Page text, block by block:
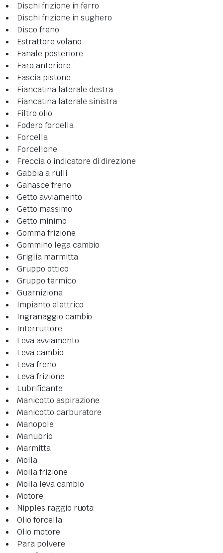
Dischi frizione in ferro
Dischi frizione in sughero
Disco freno
Estrattore volano
Fanale posteriore
Faro anteriore
Fascia pistone
Fiancatina laterale destra
Fiancatina laterale sinistra
Filtro olio
Fodero forcella
Forcella
Forcellone
Freccia o indicatore di direzione
Gabbia a rulli
Ganasce freno
Getto avviamento
Getto massimo
Getto minimo
Gomma frizione
Gommino lega cambio
Griglia marmitta
Gruppo ottico
Gruppo termico
Guarnizione
Impianto elettrico
Ingranaggio cambio
Interruttore
Leva avviamento
Leva cambio
Leva freno
Leva frizione
Lubrificante
Manicotto aspirazione
Manicotto carburatore
Manopole
Manubrio
Marmitta
Molla
Molla frizione
Molla leva cambio
Motore
Nipples raggio ruota
Olio forcella
Olio motore
Para polvere